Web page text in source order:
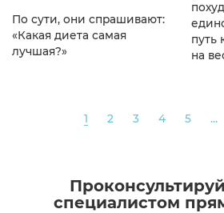
По сути, они спрашивают:
«Какая диета самая
лучшая?»
путь
на
1 2 3 4 5 ...
специалистом